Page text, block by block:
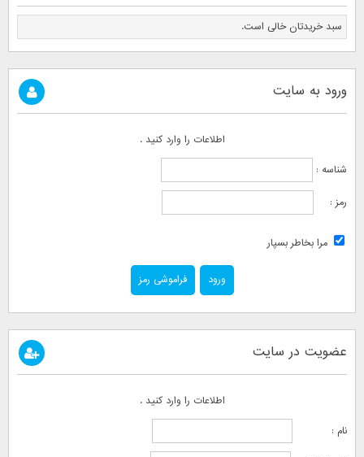
سبد خریدتان خالی است.
ورود به سایت
اطلاعات را وارد کنید .
شناسه :
رمز :
مرا بخاطر بسپار
فراموشی رمز
عضویت در سایت
اطلاعات را وارد کنید .
نام :